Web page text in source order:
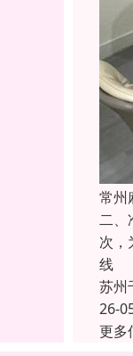
常州
二、
次，
线
苏州
26-
更多